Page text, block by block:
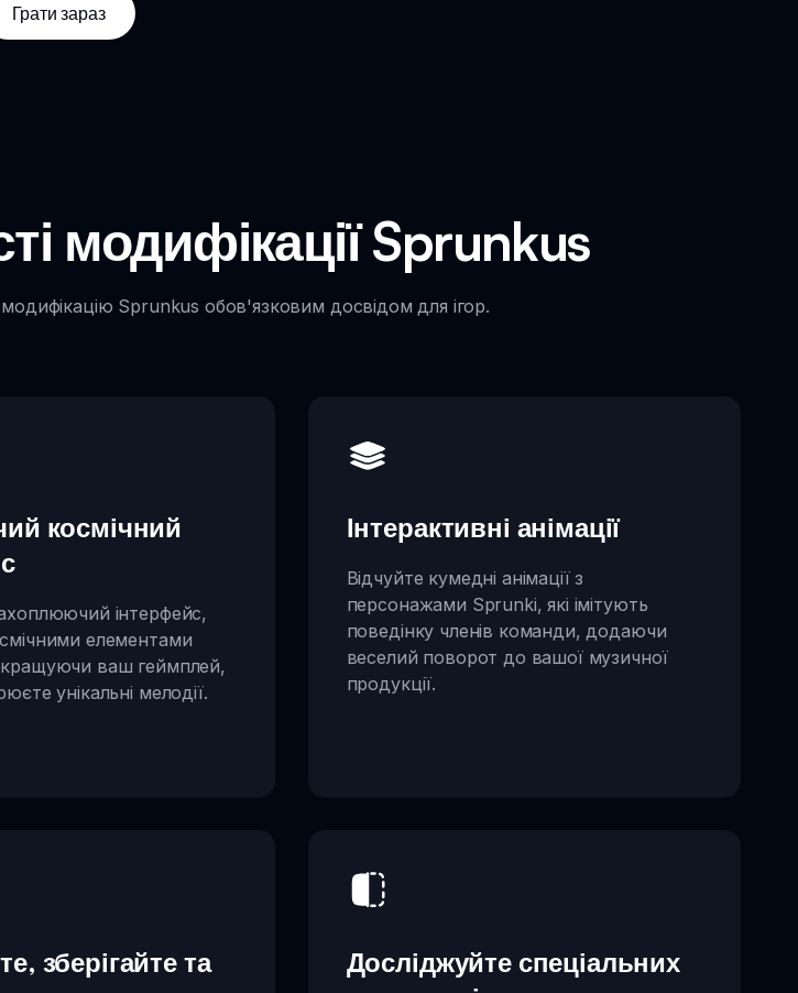
Грати зараз
модифікації Sprunkus
модифікацію Sprunkus обов'язковим досвідом для ігор.
космічний
інтерфейс,
елементами
ваш геймплей,
унікальні мелодії.
Інтерактивні анімації
Відчуйте кумедні анімації з
персонажами Sprunki, які імітують
поведінку членів команди, додаючи
веселий поворот до вашої музичної
продукції.
зберігайте та
Досліджуйте спеціальних